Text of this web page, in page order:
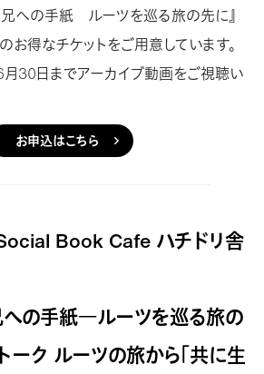
兄への手紙 ルーツを巡る旅の先に』
お得なチケットをご用意しています。
月30日までアーカイブ動画をご視聴い
お申込はこちら
Book Cafe ハチドリ舎
への手紙―ルーツを巡る旅の
ーク ルーツの旅から「共に生